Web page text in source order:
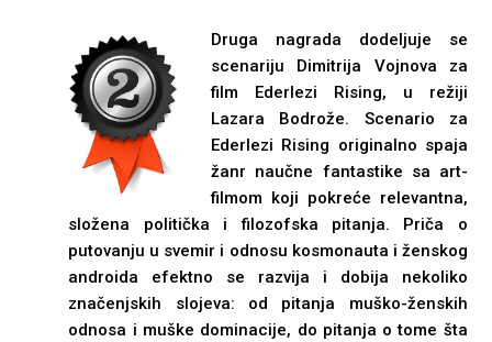
Druga nagrada dodeljuje se
scenariju Dimitrija Vojnova za
film Ederlezi Rising, u režiji
Lazara Bodrože. Scenario za
Ederlezi Rising originalno spaja
žanr naučne fantastike sa art-
filmom koji pokreće relevantna,
složena politička i filozofska pitanja. Priča o
putovanju u svemir i odnosu kosmonauta i ženskog
androida efektno se razvija i dobija nekoliko
značenjskih slojeva: od pitanja muško-ženskih
odnosa i muške dominacije, do pitanja o tome šta